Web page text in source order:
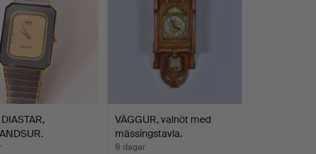
VÄGGUR, valnöt med
mässingstavla.
8 dagar